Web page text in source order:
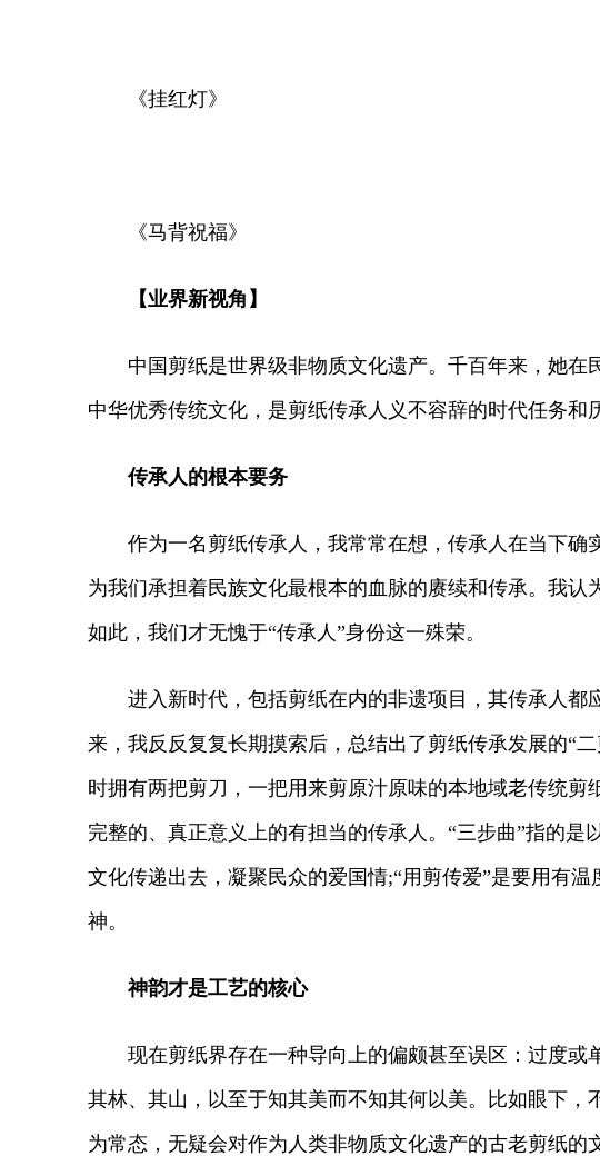
《挂红灯》
《马背祝福》
【业界新视角】
中国剪纸是世界级非物质文化遗产。千百年来，她在
中华优秀传统文化，是剪纸传承人义不容辞的时代任务和
传承人的根本要务
作为一名剪纸传承人，我常常在想，传承人在当下确
为我们承担着民族文化最根本的血脉的赓续和传承。我
如此，我们才无愧于“传承人”身份这一殊荣。
进入新时代，包括剪纸在内的非遗项目，其传承人都
来，我反反复复长期摸索后，总结出了剪纸传承发展的“
时拥有两把剪刀，一把用来剪原汁原味的本地域老传统
完整的、真正意义上的有担当的传承人。“三步曲”指的
文化传递出去，凝聚民众的爱国情;“用剪传爱”是要用有
神。
神韵才是工艺的核心
现在剪纸界存在一种导向上的偏颇甚至误区：过度或
其林、其山，以至于知其美而不知其何以美。比如眼下
为常态，无疑会对作为人类非物质文化遗产的古老剪纸的